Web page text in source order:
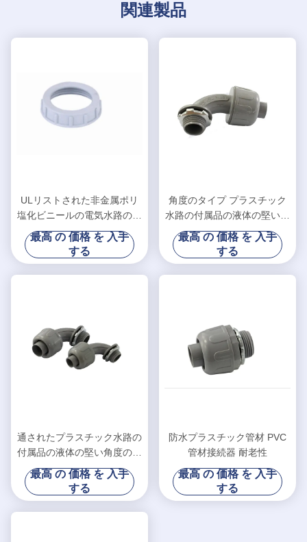
関連製品
ULリストされた非金属ポリ
塩化ビニールの電気水路の付
属品、プラスチック水路のブ
ッシュ
最高 の 価格 を 入手
する
角度のタイプ プラスチック
水路の付属品の液体の堅い水
路のコネクター3/8" - 4"」サ
イズ
最高 の 価格 を 入手
する
通されたプラスチック水路の
付属品の液体の堅い角度のコ
ネクターの灰色色
最高 の 価格 を 入手
する
防水プラスチック管材 PVC
管材接続器 耐老性
最高 の 価格 を 入手
する